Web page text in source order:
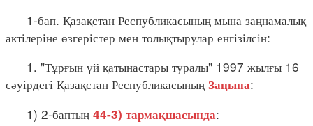
1-бап. Қазақстан Республикасының мына заңнамалық
актілеріне өзгерістер мен толықтырулар енгізілсін:
1. "Тұрғын үй қатынастары туралы" 1997 жылғы 16
сәуірдегі Қазақстан Республикасының Заңына:
1) 2-баптың 44-3) тармақшасында: